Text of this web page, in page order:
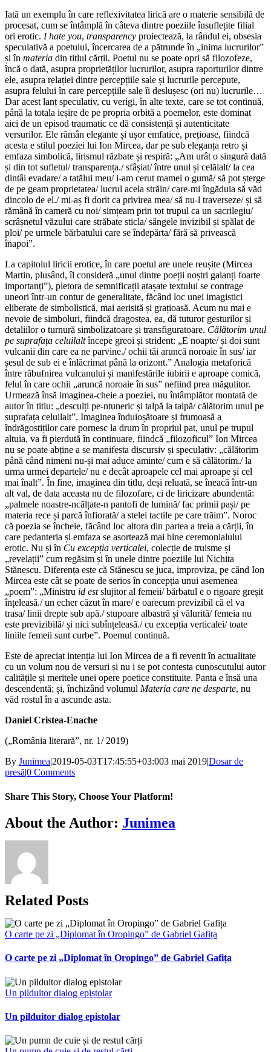
Iată un exemplu în care reflexivitatea lirică are o materie sensibilă de
procesat, cum se întâmplă în câteva dintre poeziile însuflețite filial
ori erotic. I hate you, transparency proiectează, la rândul ei, obsesia
speculativă a poetului, încercarea de a pătrunde în „inima lucrurilor”
și în materia din titlul cărții. Poetul nu se poate opri să filozofeze,
încă o dată, asupra proprietăților lucrurilor, asupra raporturilor dintre
ele, asupra relației dintre percepțiile sale și lucrurile percepute,
asupra felului în care percepțiile sale îi deslușesc (ori nu) lucrurile…
Dar acest lanț speculativ, cu verigi, în alte texte, care se tot continuă,
până la totala ieșire de pe propria orbită a poemelor, este dominat
aici de un episod traumatic ce dă consistență și autenticitate
versurilor. Ele rămân elegante și ușor emfatice, prețioase, fiindcă
acesta e stilul poeziei lui Ion Mircea, dar pe sub eleganța retro și
emfaza simbolică, lirismul răzbate și respiră: „Am urât o singură dată
și din tot sufletul/ transparența./ sfâșiat/ între unul și celălalt/ la cea
dintâi evadare/ a tatălui meu/ i-am cerut mamei o gumă/ să pot șterge
de pe geam proprietatea/ lucrul acela străin/ care-mi îngăduia să văd
dincolo de el./ mi-aș fi dorit ca privirea mea/ să nu-l traverseze/ și să
rămână în cameră cu noi/ simțeam prin tot trupul ca un sacrilegiu/
scrâșnetul văzului care străbate sticla/ sângele invizibil și spălat de
ploi/ pe urmele bărbatului care se îndepărta/ fără să privească
înapoi”.
La capitolul liricii erotice, în care poetul are unele reușite (Mircea
Martin, plusând, îl consideră „unul dintre poeții noștri galanți foarte
importanți”), pletora de semnificații atașate textului se contrage
uneori într-un contur de generalitate, făcând loc unei imagistici
eliberate de simbolistică, mai aerisită și grațioasă. Acum nu mai e
nevoie de simboluri, fiindcă dragostea, ea, dă tuturor gesturilor și
detaliilor o turnură simbolizatoare și transfiguratoare. Călătorim unul
pe suprafața celuilaltîncepe greoi și strident: „E noapte/ și doi sunt
vulcanii din care ea ne parvine./ ochii tăi aruncă noroaie în sus/ iar
șesul de sub ei e înlăcrimat până la orizont.” Analogia metaforică
între răbufnirea vulcanului și manifestările iubirii e aproape comică,
felul în care ochii „aruncă noroaie în sus” nefiind prea măgulitor.
Urmează însă imaginea-cheie a poeziei, nu întâmplător montată de
autor în titlu: „desculți pe-ntuneric și talpă la talpă/ călătorim unul pe
suprafața celuilalt”. Imaginea înduioșătoare și frumoasă a
îndrăgostiților care pornesc la drum în propriul pat, unul pe trupul
altuia, va fi pierdută în continuare, fiindcă „filozoficul” Ion Mircea
nu se poate abține a se manifesta discursiv și speculativ: „călătorim
până când nimeni nu-și mai aduce aminte/ cum e să călătorim./ la
urma urmei departele/ nu e decât aproapele cel mai aproape și cel
mai înalt”. În fine, imaginea din titlu, deși reluată, se îneacă într-un
alt val, de data aceasta nu de filozofare, ci de liricizare abundentă:
„palmele noastre-ncălțate-n pantofi de lumină/ fac primii pași/ pe
materia rece și parcă înfiorată/ a stelei tactile pe care trăim”. Noroc
că poezia se încheie, făcând loc altora din partea a treia a cărții, în
care pedanteria și emfaza se asortează mai bine ceremonialului
erotic. Nu și în Cu excepția verticalei, colecție de truisme și
„revelații” cum regăsim și în unele dintre poeziile lui Nichita
Stănescu. Diferența este că Stănescu se juca, improviza, pe când Ion
Mircea este cât se poate de serios în concepția unui asemenea
„poem”: „Ministru id estslujitor al femeii/ bărbatul e o rigoare greșit
înțeleasă./ un echer căzut în mare/ e oarecum previzibil că el va
trasa/ linii drepte sub apă./ stupoare albastră și vălurită/ femeia nu
este previzibilă/ și nici subînțeleasă./ cu excepția verticalei/ toate
liniile femeii sunt curbe”. Poemul continuă.
Este de apreciat intenția lui Ion Mircea de a fi revenit în actualitate
cu un volum nou de versuri și nu i se pot contesta cunoscutului autor
calitățile și meritele unei opere poetice constituite. Panta e însă una
descendentă; și, închizând volumul Materia care ne desparte, nu
văd rostul în a ascunde asta.
Daniel Cristea-Enache
(„România literară”, nr. 1/ 2019)
By Junimea|2019-05-03T17:45:55+03:003 mai 2019|Dosar de
presă|0 Comments
Share This Story, Choose Your Platform!
Facebook
X
Bluesky
Reddit
LinkedIn
WhatsApp
Telegram
Tumblr
Xing
Email
Copy
Link
About the Author: Junimea
Related Posts
O carte pe zi „Diplomat în Oropingo” de Gabriel Gafița
O carte pe zi „Diplomat în Oropingo” de Gabriel Gafița
Un pilduitor dialog epistolar
Un pilduitor dialog epistolar